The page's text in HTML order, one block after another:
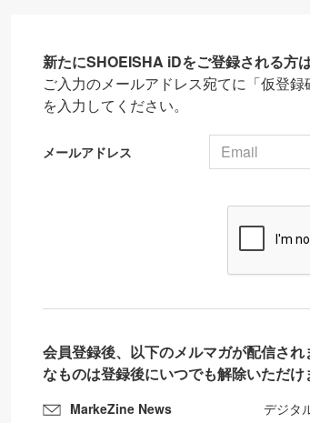
新たにSHOEISHA iDをご登録される方
ご入力のメールアドレス宛てに「仮登
を入力してください。
メールアドレス
会員登録後、以下のメルマガが配信さ
なものは登録後にいつでも解除いただけ
MarkeZine News
デジタ